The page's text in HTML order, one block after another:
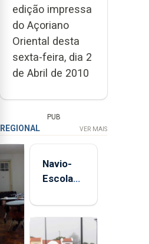
edição impressa
do Açoriano
Oriental desta
sexta-feira, dia 2
de Abril de 2010
PUB
REGIONAL VER MAIS
Navio-
Escola
está de
aos